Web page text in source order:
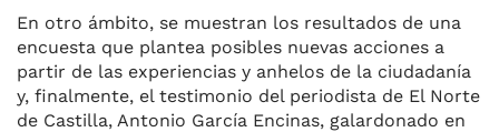
En otro ámbito, se muestran los resultados de una
encuesta que plantea posibles nuevas acciones a
partir de las experiencias y anhelos de la ciudadanía
y, finalmente, el testimonio del periodista de El Norte
de Castilla, Antonio García Encinas, galardonado en